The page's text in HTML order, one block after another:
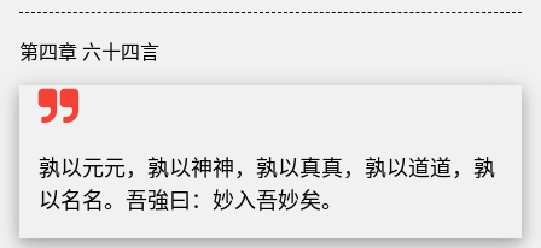
第四章 六十四言
孰以元元，孰以神神，孰以真真，孰以道道，孰
以名名。吾強曰：妙入吾妙矣。